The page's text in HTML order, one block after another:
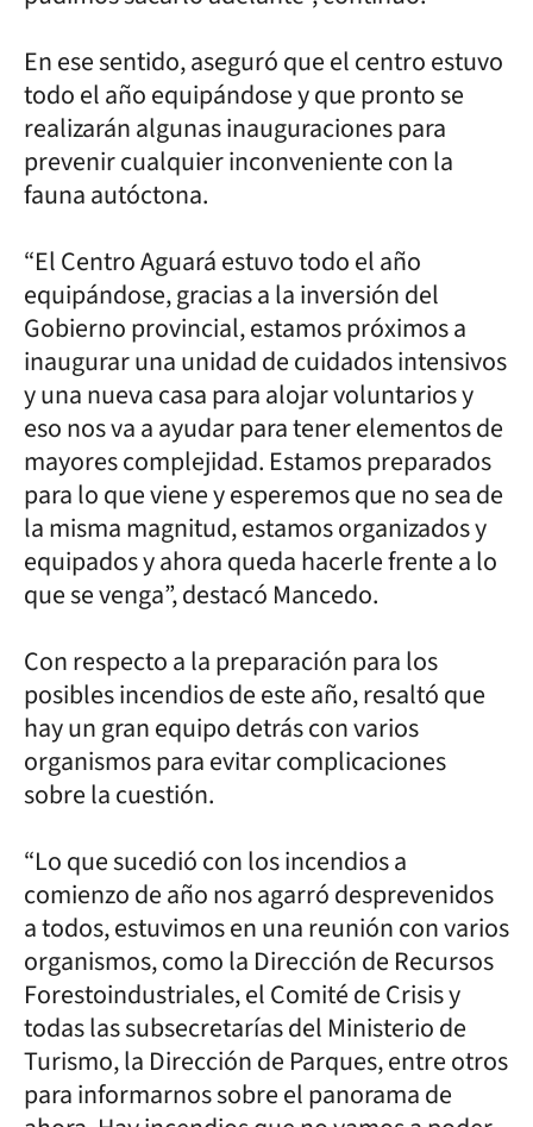
En ese sentido, aseguró que el centro estuvo
todo el año equipándose y que pronto se
realizarán algunas inauguraciones para
prevenir cualquier inconveniente con la
fauna autóctona.
“El Centro Aguará estuvo todo el año
equipándose, gracias a la inversión del
Gobierno provincial, estamos próximos a
inaugurar una unidad de cuidados intensivos
y una nueva casa para alojar voluntarios y
eso nos va a ayudar para tener elementos de
mayores complejidad. Estamos preparados
para lo que viene y esperemos que no sea de
la misma magnitud, estamos organizados y
equipados y ahora queda hacerle frente a lo
que se venga”, destacó Mancedo.
Con respecto a la preparación para los
posibles incendios de este año, resaltó que
hay un gran equipo detrás con varios
organismos para evitar complicaciones
sobre la cuestión.
“Lo que sucedió con los incendios a
comienzo de año nos agarró desprevenidos
a todos, estuvimos en una reunión con varios
organismos, como la Dirección de Recursos
Forestoindustriales, el Comité de Crisis y
todas las subsecretarías del Ministerio de
Turismo, la Dirección de Parques, entre otros
para informarnos sobre el panorama de